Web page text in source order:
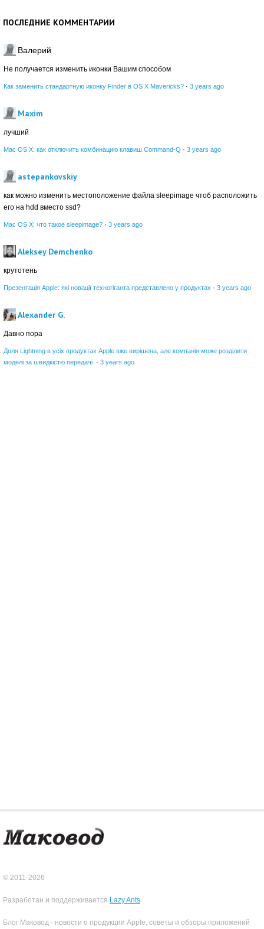
ПОСЛЕДНИЕ КОММЕНТАРИИ
Валерий
Не получается изменить иконки Вашим способом
Как заменить стандартную иконку Finder в OS X Mavericks? · 3 years ago
Maxim
лучший
Mac OS X: как отключить комбинацию клавиш Command-Q · 3 years ago
astepankovskiy
как можно изменить местоположение файла sleepimage чтоб расположить
его на hdd вместо ssd?
Mac OS X: что такое sleepimage? · 3 years ago
Aleksey Demchenko
крутотень
Презентація Apple: які новації техногіганта представлено у продуктах · 3 years ago
Alexander G.
Давно пора
Доля Lightning в усіх продуктах Apple вже вирішена, але компанія може розділити
моделі за швидкістю передачі · 3 years ago
© 2011-2026
Разработан и поддерживается Lazy Ants
Блог Маковод - новости о продукции Apple, советы и обзоры приложений